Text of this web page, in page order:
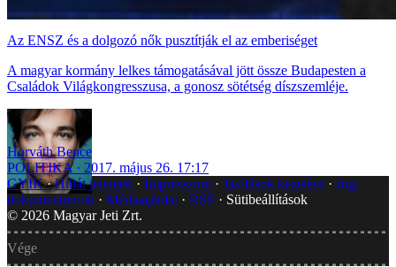
Az ENSZ és a dolgozó nők pusztítják el az emberiséget
A magyar kormány lelkes támogatásával jött össze Budapesten a
Családok Világkongresszusa, a gonosz sötétség díszszemléje.
Horváth Bence
POLITIKA
2017. május 26. 17:17
GYIK Hibát jelentek Impresszum Javítások kezelése
Jogi
dokumentumok
Médiaajánlat RSS
Sütibeállítások
© 2026 Magyar Jeti Zrt.
Vége